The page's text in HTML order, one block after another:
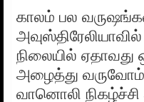
காலம் பல
நிலையில் ஏதாவது
அழைத்து
வானொலி நிகழ்ச்சி